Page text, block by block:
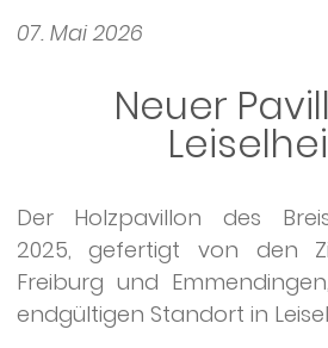
07. Mai 2026
Neuer
Der Holzpavillon des
2025, gefertigt von den
Freiburg und
endgültigen Standort in